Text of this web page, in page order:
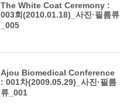
The White Coat Ceremony :
003회(2010.01.18)_사진·필름류
_005
Ajou Biomedical Conference
: 001차(2009.05.29)_사진·필름
류_001